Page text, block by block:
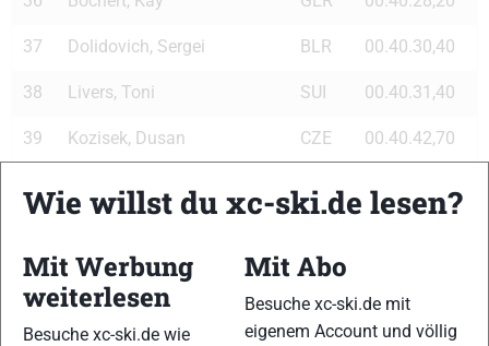
37 Dolidovich, Sergei BLR 00.40.30,40
38 Livers, Toni SUI 00.40.31,40
39 Kozisek, Dusan CZE 00.40.42,70
42 Olsson, Johan SWE
SVK 00.40.51,60
Wie willst du xc-ski.de lesen?
Mit Werbung
weiterlesen
Besuche xc-ski.de wie
Mit Abo
Besuche xc-ski.de mit
eigenem Account und völlig